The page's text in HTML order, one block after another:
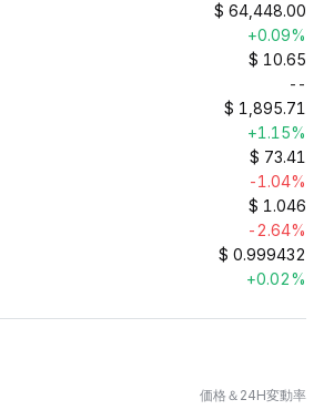
$ 64,448.00
+0.09%
$ 10.65
--
$ 1,895.71
+1.15%
$ 73.41
-1.04%
$ 1.046
-2.64%
$ 0.999432
+0.02%
価格＆24H変動率